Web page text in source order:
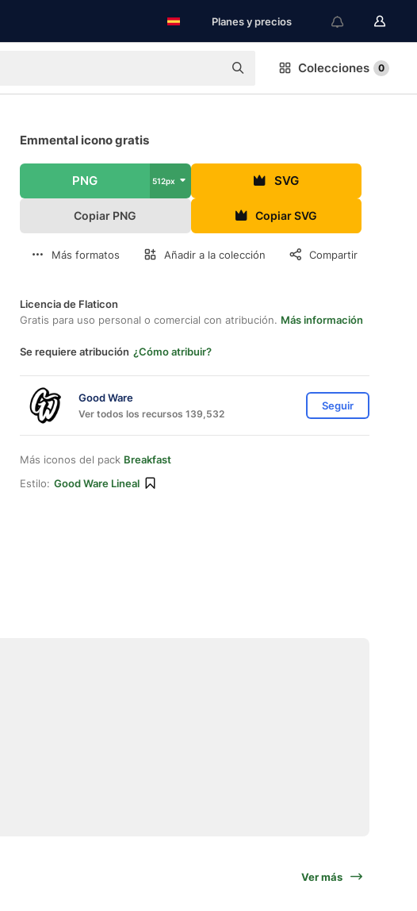
Planes y precios
Colecciones 0
Emmental icono gratis
PNG 512px SVG
Copiar PNG Copiar SVG
Más formatos Añadir a la colección Compartir
Licencia de Flaticon
Gratis para uso personal o comercial con atribución. Más información
Se requiere atribución ¿Cómo atribuir?
Good Ware
Ver todos los recursos 139,532
Seguir
Más iconos del pack Breakfast
Estilo: Good Ware Lineal
Ver más